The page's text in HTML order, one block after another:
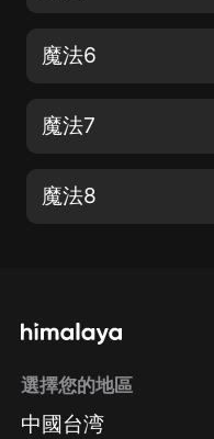
魔法6
魔法7
魔法8
選擇您的地區
中國台湾